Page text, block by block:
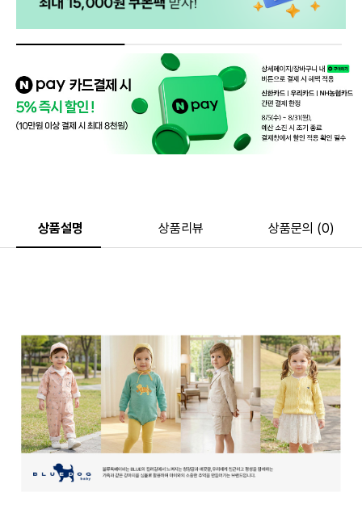
상품설명 상품리뷰 상품문의 (0)